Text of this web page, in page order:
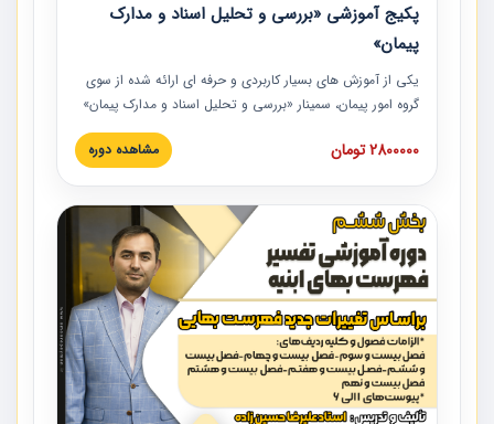
پکیج آموزشی «بررسی و تحلیل اسناد و مدارک
پیمان»
یکی از آموزش‏‏‏‏‏‏ های بسیار کاربردی و حرفه‏ ای ارائه شده از سوی
گروه امور پیمان، سمینار «بررسی و تحلیل اسناد و مدارک پیمان»
است که در دانشگاه صنعتی شریف ارائه شد. در این آموزش
نکات کلیدی مربوط به اسناد و مدارک پیمان، اولویت بندی اسناد
پیمان به همراه تجربیات عملی در این خصوص ارائه شده است.
2800000 تومان مشاهده دوره